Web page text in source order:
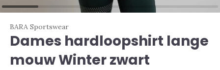
BARA Sportswear
Dames hardloopshirt lange
mouw Winter zwart